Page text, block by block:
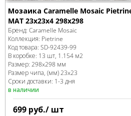
Мозаика Caramelle Mosaic
MAT 23x23x4 298x298
Бренд: Caramelle Mosaic
Коллекция: Pietrine
Код товара: SD-92439-99
В коробке: 13 шт, 1.154 м2
Размер: 298x298 мм
Размер чипа, (мм)23x23
Сроки доставки: 1-3 дня
в наличии
699 руб./ шт